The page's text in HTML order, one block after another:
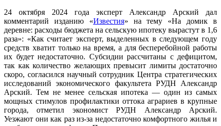
24 октября 2024 года эксперт Александр Арский дал
комментарий изданию «Известия» на тему «На домик в
деревне: расходы бюджета на сельскую ипотеку вырастут в 1,6
раза»: «Как считает эксперт, выделенных в следующем году
средств хватит только на время, а для бесперебойной работы
их будет недостаточно. Субсидии рассчитаны с дефицитом,
так как количество желающих превысит лимиты достаточно
скоро, согласился научный сотрудник Центра стратегических
исследований экономического факультета РУДН Александр
Арский. Тем не менее сельская ипотека — один из самых
мощных стимулов профилактики оттока аграриев в крупные
города, отметил экономист РУДН Александр Арский.
Уезжают они как раз из-за недостаточно комфортного жилья и